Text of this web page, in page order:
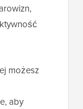
możesz
aby